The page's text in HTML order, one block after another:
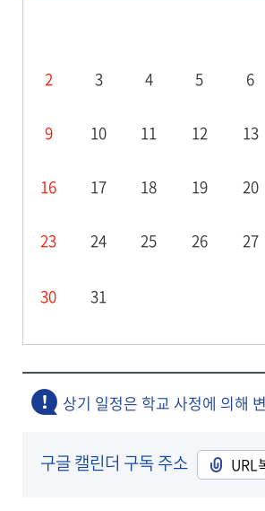
2 3 4 5 6
9 10 11 12 13
16 17 18 19 20
23 24 25 26 27
30 31
상기 일정은 학교 사정에 의해
구글 캘린더 구독 주소 URL